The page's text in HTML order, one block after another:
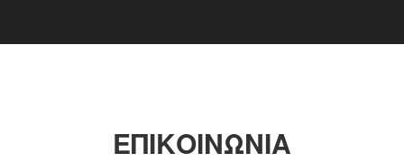
ΕΠΙΚΟΙΝΩΝΙΑ